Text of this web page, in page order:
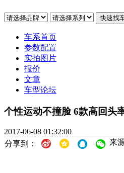
车系首页
参数配置
实拍图片
报价
文章
车型论坛
个性运动不撞脸 6款高回头
2017-06-08 01:32:00
分享到：
来